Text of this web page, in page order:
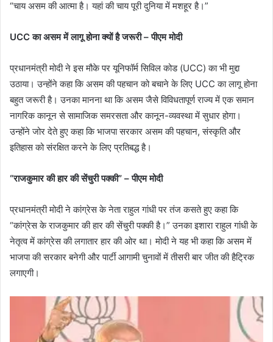
“चाय असम की आत्मा है। यहां की चाय पूरी दुनिया में मशहूर है।”
UCC का असम में लागू होना क्यों है जरूरी – पीएम मोदी
प्रधानमंत्री मोदी ने इस मौके पर यूनिफॉर्म सिविल कोड (UCC) का भी मुद्दा
उठाया। उन्होंने कहा कि असम की पहचान को बचाने के लिए UCC का लागू होना
बहुत जरूरी है। उनका मानना था कि असम जैसे विविधतापूर्ण राज्य में एक समान
नागरिक कानून से सामाजिक समरसता और कानून-व्यवस्था में सुधार होगा।
उन्होंने जोर देते हुए कहा कि भाजपा सरकार असम की पहचान, संस्कृति और
इतिहास को संरक्षित करने के लिए प्रतिबद्ध है।
“राजकुमार की हार की सेंचुरी पक्की” – पीएम मोदी
प्रधानमंत्री मोदी ने कांग्रेस के नेता राहुल गांधी पर तंज कसते हुए कहा कि
“कांग्रेस के राजकुमार की हार की सेंचुरी पक्की है।” उनका इशारा राहुल गांधी के
नेतृत्व में कांग्रेस की लगातार हार की ओर था। मोदी ने यह भी कहा कि असम में
भाजपा की सरकार बनेगी और पार्टी आगामी चुनावों में तीसरी बार जीत की हैट्रिक
लगाएगी।